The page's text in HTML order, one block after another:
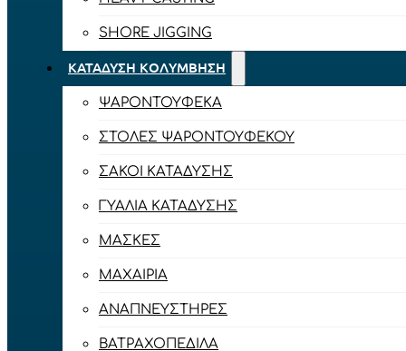
SHORE JIGGING
ΚΑΤΆΔΥΣΗ ΚΟΛΎΜΒΗΣΗ
ΨΑΡΟΝΤΟΎΦΕΚΑ
ΣΤΟΛΈΣ ΨΑΡΟΝΤΟΎΦΕΚΟΥ
ΣΆΚΟΙ ΚΑΤΆΔΥΣΗΣ
ΓΥΑΛΙΆ ΚΑΤΆΔΥΣΗΣ
ΜΆΣΚΕΣ
ΜΑΧΑΊΡΙΑ
ΑΝΑΠΝΕΥΣΤΉΡΕΣ
ΒΑΤΡΑΧΟΠΈΔΙΛΑ